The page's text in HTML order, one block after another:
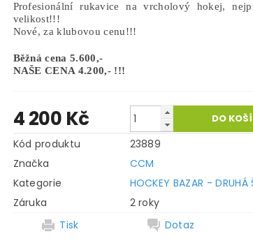
Profesionální rukavice na vrcholový hokej,
velikost!!!
Nové, za klubovou cenu!!!
Běžná cena 5.600,-
NAŠE CENA 4.200,- !!!
4 200 Kč
Kód produktu
23889
Značka
CCM
Kategorie
HOCKEY BAZAR - DRUHÁ
Záruka
2 roky
Tisk
Dotaz